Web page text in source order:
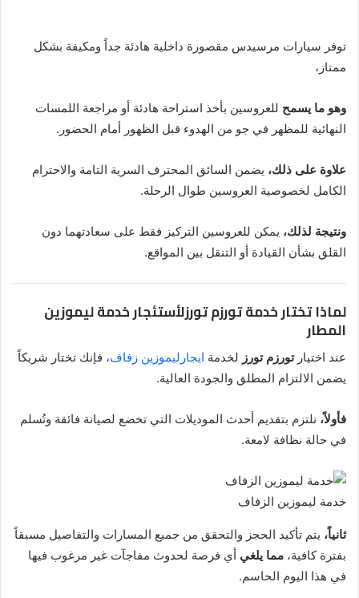
توفر سيارات مرسيدس مقصورة داخلية هادئة جداً ومكيفة بشكل
ممتاز،
وهو ما يسمح للعروسين بأخذ استراحة هادئة أو مراجعة اللمسات
النهائية للمظهر في جو من الهدوء قبل الظهور أمام الحضور.
علاوة على ذلك، يضمن السائق المحترف السرية التامة والاحترام
الكامل لخصوصية العروسين طوال الرحلة.
ونتيجة لذلك، يمكن للعروسين التركيز فقط على سعادتهما دون
القلق بشأن القيادة أو التنقل بين المواقع.
لماذا تختار خدمة تورزم تورزلأستئجار خدمة ليموزين
المطار
عند اختيارتورزم تورز لخدمة ايجارليموزين زفاف، فإنك تختار شريكاً
يضمن الالتزام المطلق والجودة العالية.
فأولاً، نلتزم بتقديم أحدث الموديلات التي تخضع لصيانة فائقة وتُسلم
في حالة نظافة لامعة.
خدمة ليموزين الزفاف
ثانياً، يتم تأكيد الحجز والتحقق من جميع المسارات والتفاصيل مسبقاً
بفترة كافية، مما يلغي أي فرصة لحدوث مفاجآت غير مرغوب فيها
في هذا اليوم الحاسم.